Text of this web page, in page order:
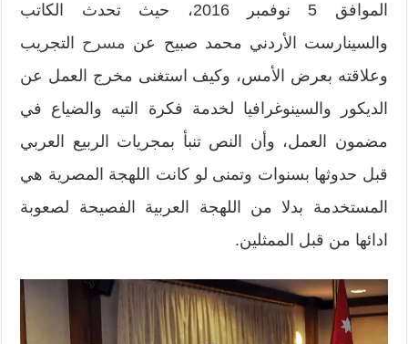
الموافق 5 نوفمبر 2016، حيث تحدث الكاتب
والسينارست الأردني محمد صبيح عن مسرح التجريب
وعلاقته بعرض الأمس، وكيف استغنى مخرج العمل عن
الديكور والسينوغرافيا لخدمة فكرة التيه والضياع في
مضمون العمل، وأن النص تنبأ بمجريات الربيع العربي
قبل حدوثها بسنوات وتمنى لو كانت اللهجة المصرية هي
المستخدمة بدلا من اللهجة العربية الفصيحة لصعوبة
ادائها من قبل الممثلين.